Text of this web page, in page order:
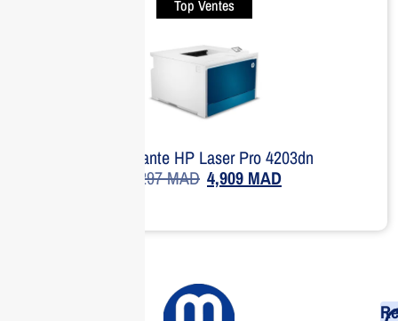
Top Ventes
Imprimante HP Laser Pro 4203dn
7,297MAD 4,909 MAD